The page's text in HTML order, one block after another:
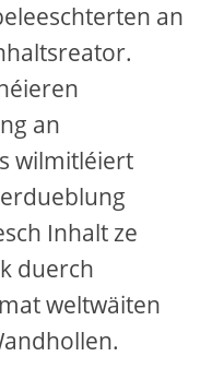
an
an
wilmitléiert
Inhalt ze
duerch
weltwäiten